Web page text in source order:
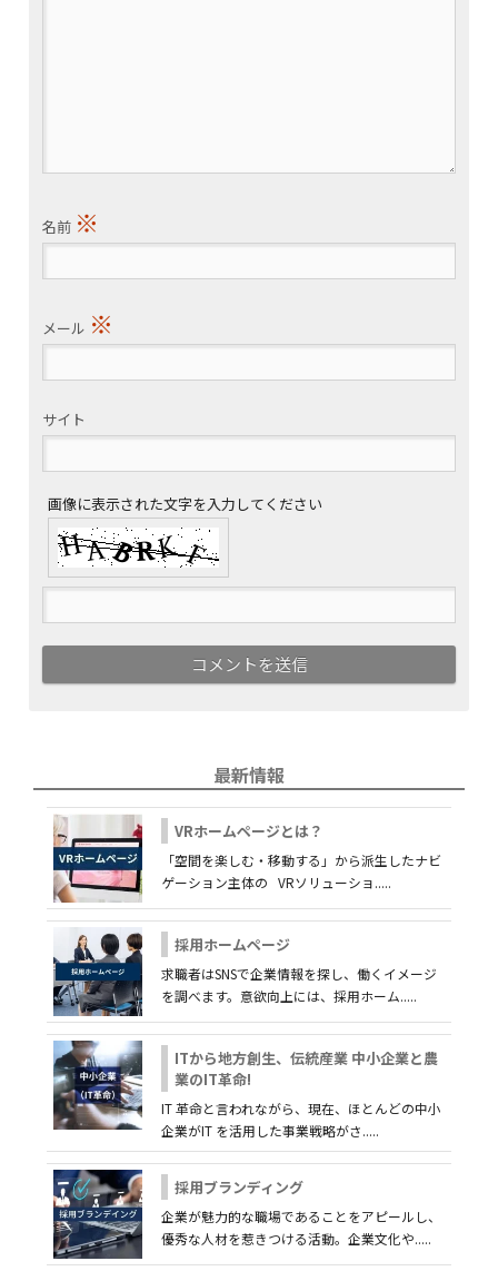
名前 ※
メール ※
サイト
画像に表示された文字を入力してください
最新情報
VRホームページとは？
「空間を楽しむ・移動する」から派生したナビ
ゲーション主体の VRソリューショ.....
採用ホームページ
求職者はSNSで企業情報を探し、働くイメージ
を調べます。意欲向上には、採用ホーム.....
ITから地方創生、伝統産業 中小企業と農
業のIT革命!
IT 革命と言われながら、現在、ほとんどの中小
企業がIT を活用した事業戦略がさ.....
採用ブランディング
企業が魅力的な職場であることをアピールし、
優秀な人材を惹きつける活動。企業文化や.....